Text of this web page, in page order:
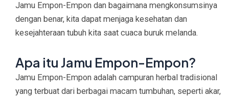
Jamu Empon-Empon dan bagaimana mengkonsumsinya
dengan benar, kita dapat menjaga kesehatan dan
kesejahteraan tubuh kita saat cuaca buruk melanda.
Apa itu Jamu Empon-Empon?
Jamu Empon-Empon adalah campuran herbal tradisional
yang terbuat dari berbagai macam tumbuhan, seperti akar,